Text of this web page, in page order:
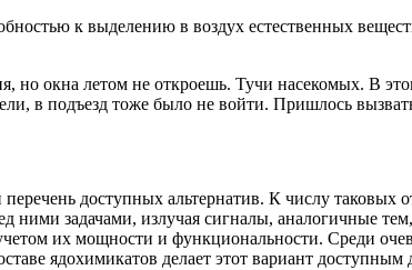
к выделению в воздух естественных
окна летом не откроешь. Тучи насекомых. В
в подъезд тоже было не войти. Пришлось
доступных альтернатив. К числу таковых
задачами, излучая сигналы, аналогичные
их мощности и функциональности. Среди
ядохимикатов делает этот вариант